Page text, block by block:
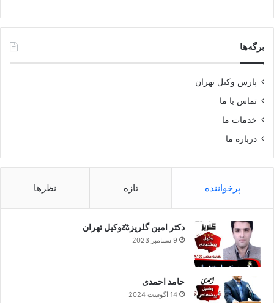
برگه‌ها
پارس وکیل تهران
تماس با ما
خدمات ما
درباره ما
پرخواننده تازه نظرها
دکتر امین گلریز⚖️وکیل تهران
9 سپتامبر 2023
حامد احمدی
14 آگوست 2024